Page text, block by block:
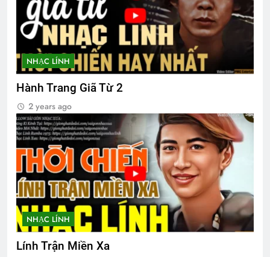
Vietnam War – Tiếng Việt
2 Years Ago
VUA THẬT CỦA TÔI (Rabindranath
3 Years Ago
Hồi Ký: Những Uất Hận 1975
3 Years Ago
CÔ DÂU LẦN NỮA (Lưu Hiểu Ba)
3 Years Ago
NHẠC LÍNH
Hành Trang Giã Từ 2
2 years ago
NHẠC LÍNH
Lính Trận Miền Xa